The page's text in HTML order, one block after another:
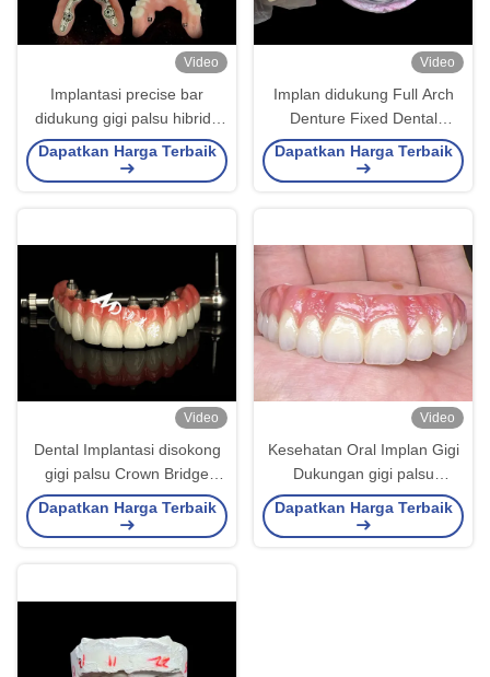
Video
Implantasi precise bar
didukung gigi palsu hibrida
aman pas stabil disesuaikan
Dapatkan Harga Terbaik
Video
Implan didukung Full Arch
Denture Fixed Dental
implant Keramik Crown
Bridge
Dapatkan Harga Terbaik
Video
Dental Implantasi disokong
gigi palsu Crown Bridge
Untuk pemeliharaan gigi
hilang
Dapatkan Harga Terbaik
Video
Kesehatan Oral Implan Gigi
Dukungan gigi palsu
Jembatan permukaan
dipoles Dukungan gigi palsu
Dapatkan Harga Terbaik